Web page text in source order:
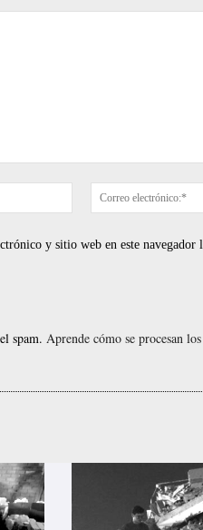
Nombre:*
y sitio web en este navegador
spam. Aprende cómo se procesan